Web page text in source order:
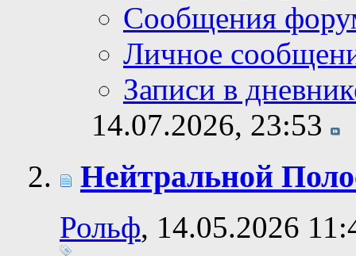
Сообщения
Личное
Записи в
14.07.2026, 23:53
Нейтральной
Рольф, 14.05.2026